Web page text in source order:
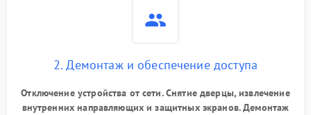
2. Демонтаж и обеспечение доступа
Отключение устройства от сети. Снятие дверцы, извлечение
внутренних направляющих и защитных экранов. Демонтаж